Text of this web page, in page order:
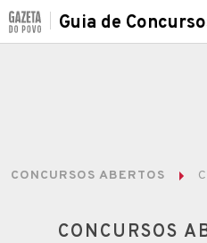
Guia de
CONCURSOS ABERTOS
CONCURSOS